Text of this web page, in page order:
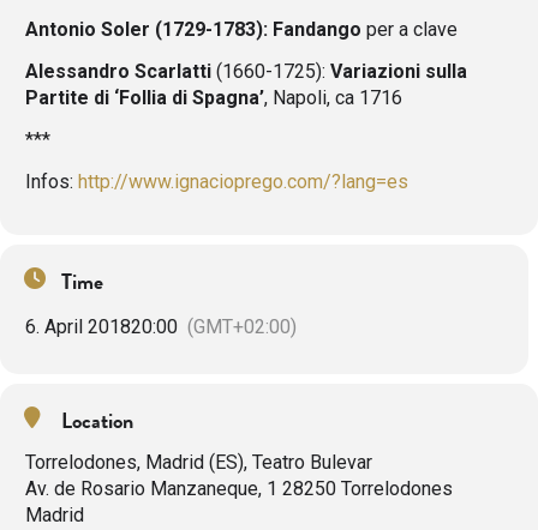
Antonio Soler (1729-1783): Fandango per a clave
Alessandro Scarlatti (1660-1725): Variazioni sulla
Partite di ‘Follia di Spagna’, Napoli, ca 1716
***
Infos: http://www.ignacioprego.com/?lang=es
Time
6. April 201820:00 (GMT+02:00)
Location
Torrelodones, Madrid (ES), Teatro Bulevar
Av. de Rosario Manzaneque, 1 28250 Torrelodones
Madrid